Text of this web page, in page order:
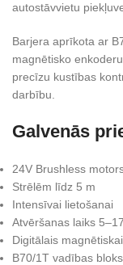
autostāvvietu
Barjera aprīkota ar
magnētisko
precīzu kustības
darbību.
Galvenās
24V Brushless
Strēlēm līdz 5 m
Intensīvai lietošanai
Atvēršanas laiks
Digitālais
B70/1T vadības bloks